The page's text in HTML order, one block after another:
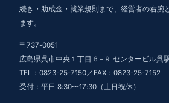
続き・助成金・就業規則まで、経営者の右腕
ます。
〒737-0051
広島県呉市中央１丁目６−９ センタービル呉
TEL：0823-25-7150／FAX：0823-25-7152
受付：平日 8:30〜17:30（土日祝休）